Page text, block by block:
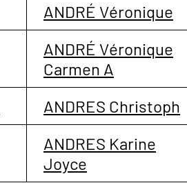
ANDRÉ Véronique
ANDRÉ Véronique
Carmen A
ANDRES Christoph
ANDRES Karine
Joyce